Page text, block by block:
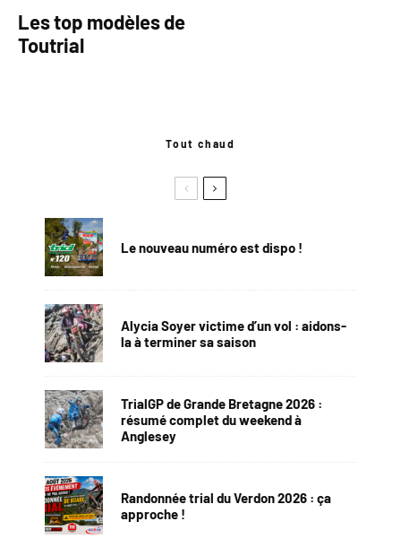
Les top modèles de
Toutrial
Tout chaud
Le nouveau numéro est dispo !
Alycia Soyer victime d’un vol : aidons-
la à terminer sa saison
TrialGP de Grande Bretagne 2026 :
résumé complet du weekend à
Anglesey
Randonnée trial du Verdon 2026 : ça
approche !